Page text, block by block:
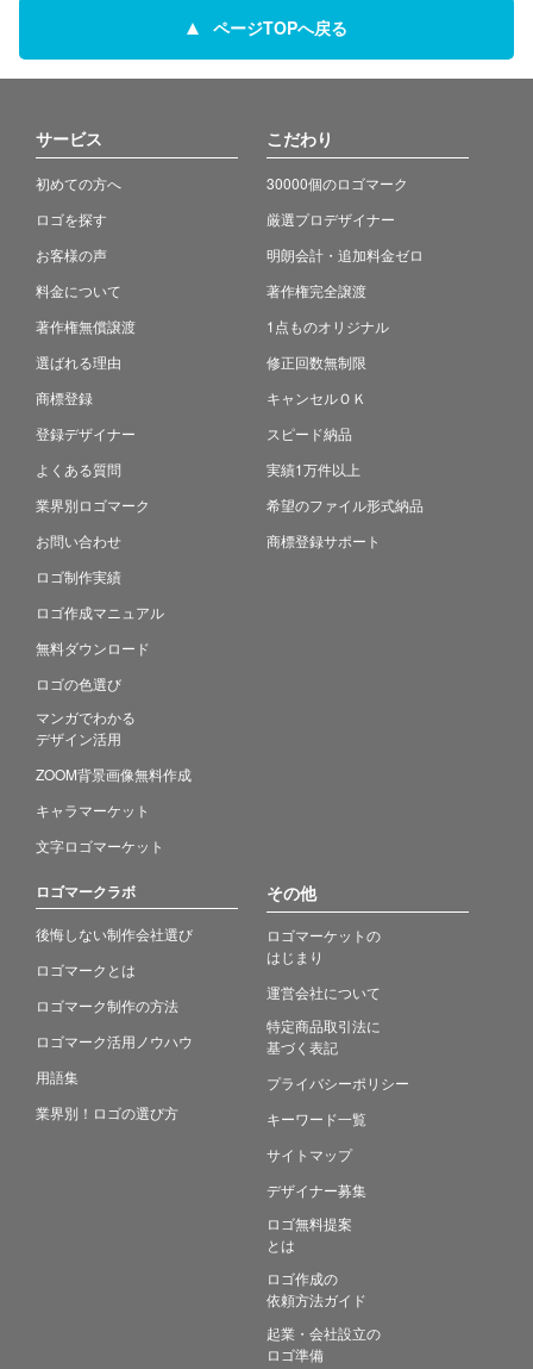
ページTOPへ戻る
サービス
初めての方へ
ロゴを探す
お客様の声
料金について
著作権無償譲渡
選ばれる理由
商標登録
登録デザイナー
よくある質問
業界別ロゴマーク
お問い合わせ
ロゴ制作実績
ロゴ作成マニュアル
無料ダウンロード
ロゴの色選び
マンガでわかる
デザイン活用
ZOOM背景画像無料作成
キャラマーケット
文字ロゴマーケット
こだわり
30000個のロゴマーク
厳選プロデザイナー
明朗会計・追加料金ゼロ
著作権完全譲渡
1点ものオリジナル
修正回数無制限
キャンセルＯＫ
スピード納品
実績1万件以上
希望のファイル形式納品
商標登録サポート
ロゴマークラボ
後悔しない制作会社選び
ロゴマークとは
ロゴマーク制作の方法
ロゴマーク活用ノウハウ
用語集
業界別！ロゴの選び方
その他
ロゴマーケットの
はじまり
運営会社について
特定商品取引法に
基づく表記
プライバシーポリシー
キーワード一覧
サイトマップ
デザイナー募集
ロゴ無料提案
とは
ロゴ作成の
依頼方法ガイド
起業・会社設立の
ロゴ準備